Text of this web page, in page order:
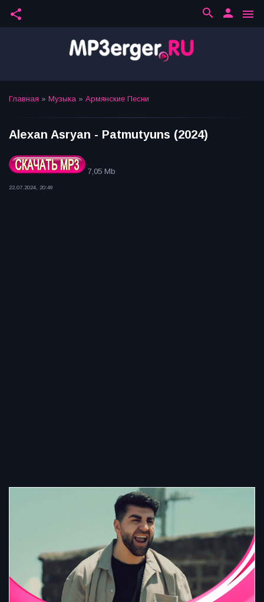
share menu
person
search
Главная » Музыка » Армянские Песни
Alexan Asryan - Patmutyuns (2024)
7,05 Mb
22.07.2024, 20:49